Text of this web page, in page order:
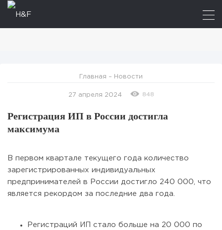
Главная – Новости
27 апреля 2024 848
Регистрация ИП в России достигла
максимума
В первом квартале текущего года количество
зарегистрированных индивидуальных
предпринимателей в России достигло 240 000, что
является рекордом за последние два года.
Регистраций ИП стало больше на 20 000 по